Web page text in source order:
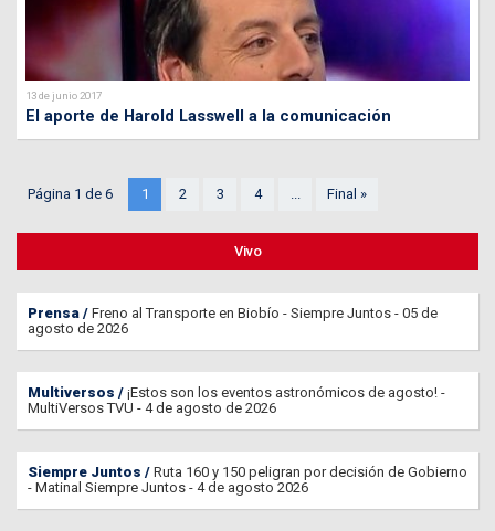
13 de junio 2017
El aporte de Harold Lasswell a la comunicación
Página 1 de 6 1 2 3 4 ... Final »
Vivo
Prensa
Freno al Transporte en Biobío - Siempre Juntos - 05 de
agosto de 2026
Multiversos
¡Estos son los eventos astronómicos de agosto! -
MultiVersos TVU - 4 de agosto de 2026
Siempre Juntos
Ruta 160 y 150 peligran por decisión de Gobierno
- Matinal Siempre Juntos - 4 de agosto 2026